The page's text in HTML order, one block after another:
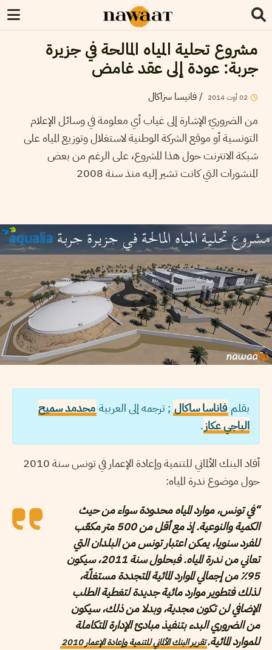
مشروع تحلية المياه المالحة في جزيرة
جربة: عودة إلى عقد غامض
02أوت2014
/فانيسا سزاكال
من الضروريّ الإشارة إلى غياب أي معلومة في وسائل الإعلام
التونسية أو موقع الشركة الوطنية لاستغلال وتوزيع المياه على
شبكة الانترنت حول هذا المشروع، على الرغم من بعض
المنشورات التي كانت تشير إليه منذ سنة 2008
بقلم فاناسا ساكال ; ترجمه إلى العربية محدمد سميح
الباجي عكاز.
أفاد البنك الألماني للتنمية وإعادة الإعمار في تونس سنة 2010
حول موضوع ندرة المياه:
“في تونس، موارد المياه محدودة سواء من حيث
الكمية والنوعية. إذ مع أقل من 500 متر مكعّب
للفرد سنويا، يمكن اعتبار تونس من البلدان التي
تعاني من ندرة المياه. فبحلول سنة 2011، سيكون
95٪ من إجمالي الموارد المائية المتجددة مستغلّة،
لذلك فتطوير موارد مائية جديدة لتغطية الطلب
الإضافي لن تكون مجدية، وبدلا من ذلك، سيكون
من الضروري البدء بتنفيذ مبادئ الإدارة المتكاملة
للموارد المائية.تقرير البنك الألماني للتنمية وإعادة الإعمار 2010